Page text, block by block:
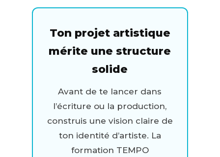
Ton projet artistique
mérite une structure
solide
Avant de te lancer dans
l’écriture ou la production,
construis une vision claire de
ton identité d’artiste. La
formation TEMPO